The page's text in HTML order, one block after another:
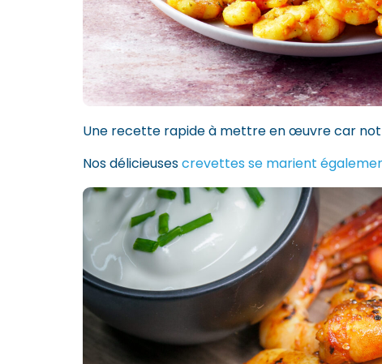
Une recette rapide à mettre en œuvre car
Nos délicieusescrevettes se marient